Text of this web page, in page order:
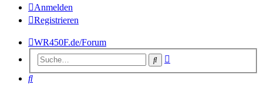
Anmelden
Registrieren
WR450F.de/Forum
Suche
Suche